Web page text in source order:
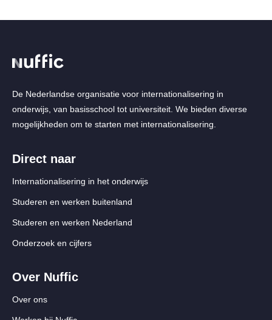
De Nederlandse organisatie voor internationalisering in
onderwijs, van basisschool tot universiteit. We bieden diverse
mogelijkheden om te starten met internationalisering.
Direct naar
Internationalisering in het onderwijs
Studeren en werken buitenland
Studeren en werken Nederland
Onderzoek en cijfers
Over Nuffic
Over ons